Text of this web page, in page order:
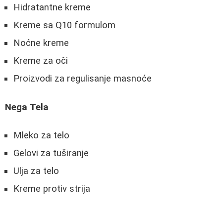
Hidratantne kreme
Kreme sa Q10 formulom
Noćne kreme
Kreme za oči
Proizvodi za regulisanje masnoće
Negа Tela
Mleko za telo
Gelovi za tuširanje
Ulja za telo
Kreme protiv strija